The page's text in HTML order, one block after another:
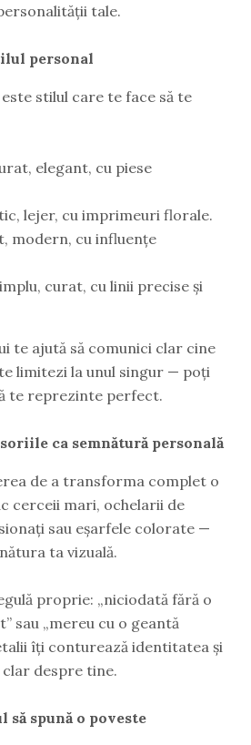
tale.
personal
stilul care te face să te
elegant, cu piese
lejer, cu imprimeuri florale.
modern, cu influențe
curat, cu linii precise și
te ajută să comunici clar cine
limitezi la unul singur — poți
te reprezinte perfect.
ca semnătură personală
de a transforma complet o
cerceii mari, ochelarii de
sau eșarfele colorate —
ta vizuală.
proprie: „niciodată fără o
sau „mereu cu o geantă
îți conturează identitatea și
despre tine.
să spună o poveste